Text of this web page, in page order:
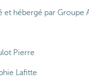
et hébergé par Groupe
Pierre
Lafitte